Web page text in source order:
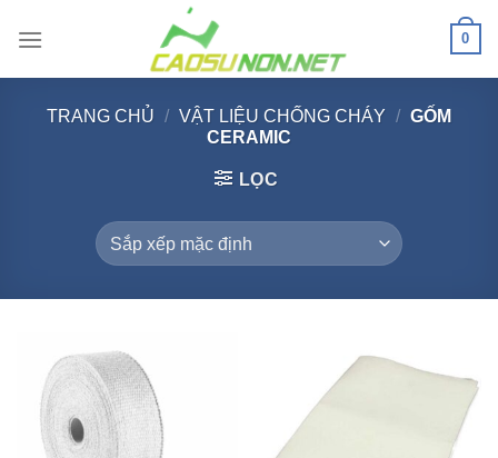
qua
0
TRANG CHỦ / VẬT LIỆU CHỐNG CHÁY / GỐM
CERAMIC
LỌC